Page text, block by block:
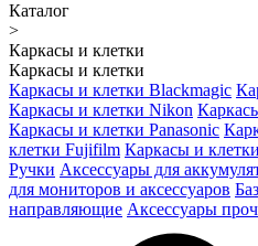
Каталог
>
Каркасы и клетки
Каркасы и клетки
Каркасы и клетки Blackmagic
Каркасы и клетки Nikon
Каркасы и клетки Panasonic
клетки Fujifilm Каркасы и
Ручки Аксессуары для
для мониторов и аксессуаров
направляющие Аксессуары